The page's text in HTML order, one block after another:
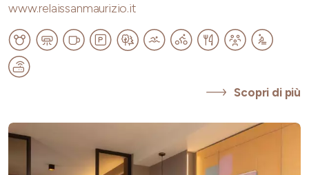
www.relaissanmaurizio.it
Scopri di più